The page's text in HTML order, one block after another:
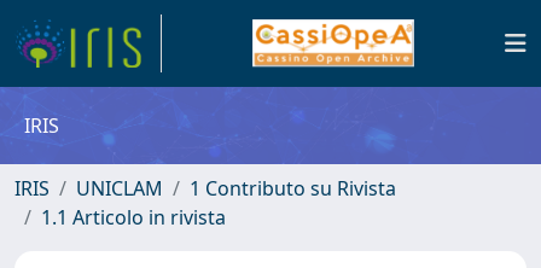
IRIS
IRIS UNICLAM
1 Contributo su Rivista
1.1 Articolo in rivista